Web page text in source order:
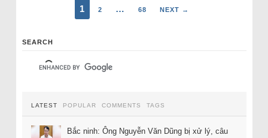
1 2 … 68 NEXT →
SEARCH
LATEST POPULAR COMMENTS TAGS
Bắc ninh: Ông Nguyễn Văn Dũng bị xử lý, câu